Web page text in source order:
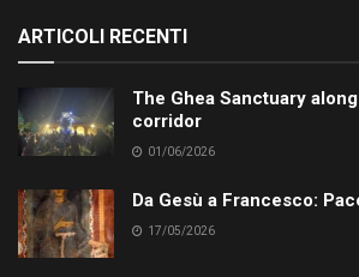
ARTICOLI RECENTI
The Ghea Sanctuary
corridor
01/06/2026
Da Gesù a Francesco:
17/05/2026